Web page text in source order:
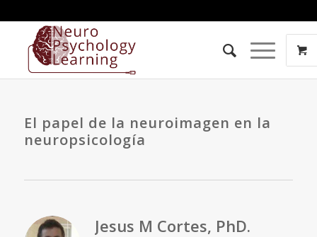
El papel de la neuroimagen en la
neuropsicología
Jesus M Cortes, PhD.